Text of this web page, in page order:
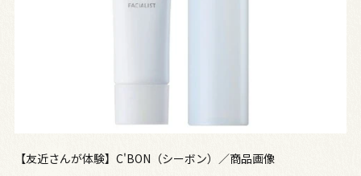
【友近さんが体験】C'BON（シーボン）／商品画像